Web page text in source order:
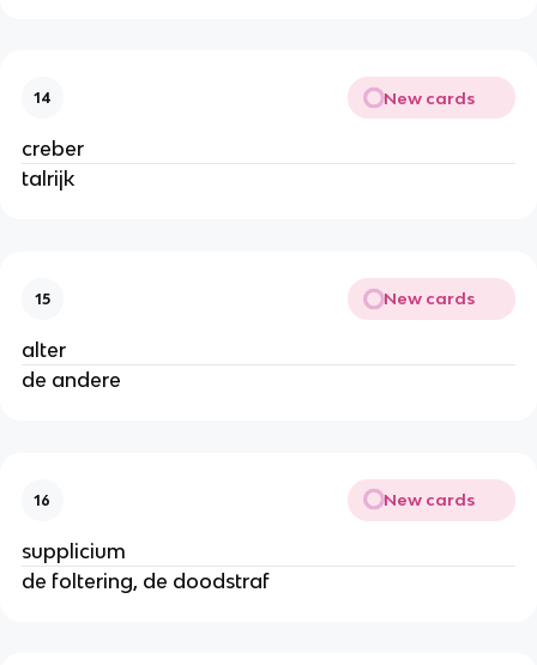
14 New cards
creber
talrijk
15 New cards
alter
de andere
16 New cards
supplicium
de foltering, de doodstraf